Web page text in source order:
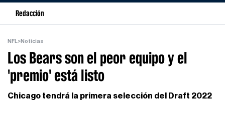
Redacción
NFL>Noticias
Los Bears son el peor equipo y el
'premio' está listo
Chicago tendrá la primera selección del Draft 2022